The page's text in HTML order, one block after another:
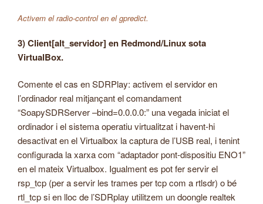
Activem el radio-control en el gpredict.
3) Client[alt_servidor] en Redmond/Linux sota
VirtualBox.
Comente el cas en SDRPlay: activem el servidor en
l’ordinador real mitjançant el comandament
“SoapySDRServer –bind=0.0.0.0:” una vegada iniciat el
ordinador i el sistema operatiu virtualitzat i havent-hi
desactivat en el Virtualbox la captura de l’USB real, i tenint
configurada la xarxa com “adaptador pont-dispositiu ENO1”
en el mateix Virtualbox. Igualment es pot fer servir el
rsp_tcp (per a servir les trames per tcp com a rtlsdr) o bé
rtl_tcp si en lloc de l’SDRplay utilitzem un doongle realtek